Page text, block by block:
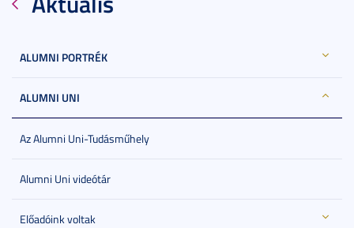
ALUMNI PORTRÉK
ALUMNI UNI
Az Alumni Uni-Tudásműhely
Alumni Uni videótár
Előadóink voltak